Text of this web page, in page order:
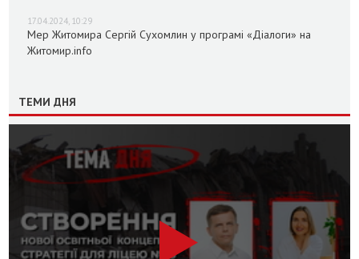
17.04.2024, 10:29
Мер Житомира Сергій Сухомлин у програмі «Діалоги» на
Житомир.info
ТЕМИ ДНЯ